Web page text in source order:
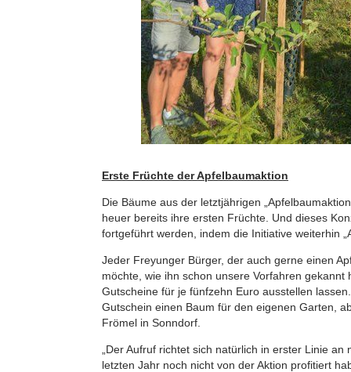
Erste Früchte der Apfelbaumaktion
Die Bäume aus der letztjährigen
heuer bereits ihre ersten Früchte. Und dieses
fortgeführt werden, indem die Initiative weiterhin
Jeder Freyunger Bürger, der auch gerne einen
möchte, wie ihn schon unsere Vorfahren gekannt
Gutscheine für je fünfzehn Euro ausstellen
Gutschein einen Baum für den eigenen Garten,
Frömel in Sonndorf.
„Der Aufruf richtet sich natürlich in erster Linie
letzten Jahr noch nicht von der Aktion profitiert